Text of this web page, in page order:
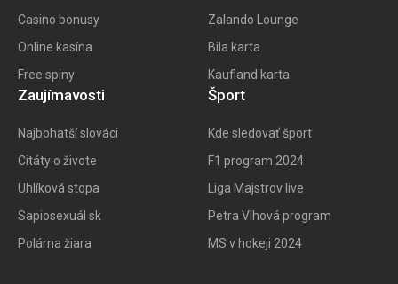
Casino bonusy
Online kasína
Free spiny
Zalando Lounge
Bila karta
Kaufland karta
Zaujímavosti
Najbohatší slováci
Citáty o živote
Uhlíková stopa
Sapiosexuál sk
Polárna žiara
Šport
Kde sledovať šport
F1 program 2024
Liga Majstrov live
Petra Vlhová program
MS v hokeji 2024